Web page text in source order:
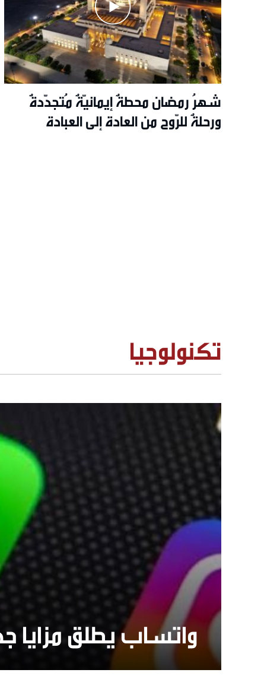
شهرُ رمضان محطةٌ إيمانيّةٌ مُتجدّدةٌ
ورحلةٌ للرّوح من العادة إلى العبادة
تكنولوجيا
واتساب يطلق مزايا